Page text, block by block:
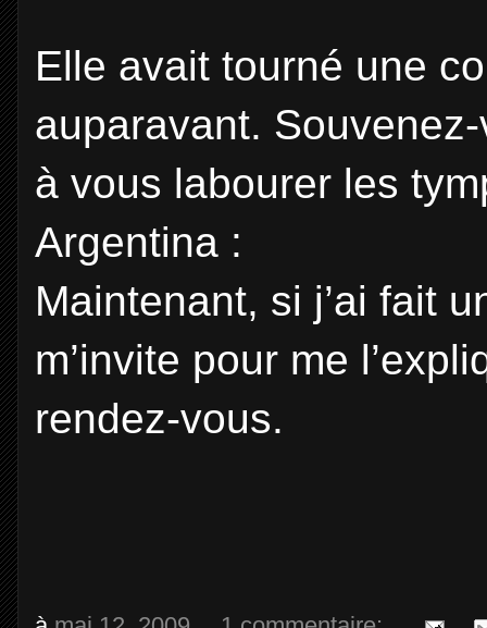
Elle avait tourné une
auparavant.
à vous labourer les
Argentina :
Maintenant, si j’ai fait
m’invite pour me
rendez-vous.